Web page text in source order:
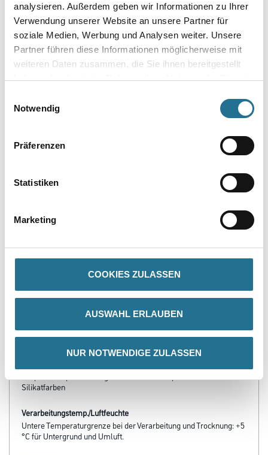
analysieren. Außerdem geben wir Informationen zu Ihrer
Verwendung unserer Website an unsere Partner für
soziale Medien, Werbung und Analysen weiter. Unsere
Partner führen diese Informationen möglicherweise mit
weiteren Daten zusammen, die Sie ihnen bereitgestellt
haben oder die sie im Rahmen Ihrer Nutzung der Dienste
Notwendig
Präferenzen
Statistiken
Marketing
COOKIES ZULASSEN
AUSWAHL ERLAUBEN
NUR NOTWENDIGE ZULASSEN
Umrechnungsfaktoren
Zur Farbauswahl für Ihren Wunschfarbton
Zur Weißware
- Diffusionsoffen und wetterbeständig
- Geschützt vor Algen- und Pilzbefall
- Wasserverdünnbar, umweltschonend und geruchsarm
- Leicht zu verarbeiten
Silikat­farben
Verarbeitungstemp./Luftfeuchte
Untere Temperaturgrenze bei der Verarbeitung und Trocknung: +5
°C für Untergrund und Umluft.